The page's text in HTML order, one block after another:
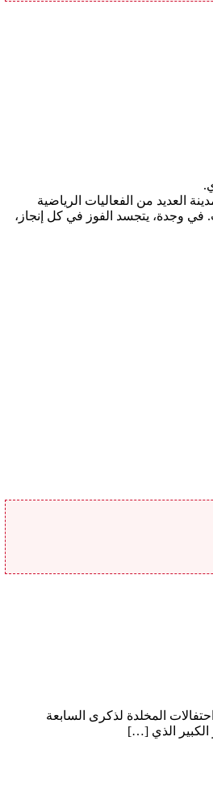
العديد من الفعاليات الرياضية
في وجدة، يتجسد الفوز في كل إنجاز،
الكبير بالمشاركة في احتفالات المخلدة لذكرى السابعة
الذي […]